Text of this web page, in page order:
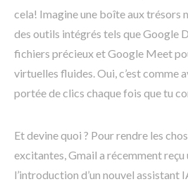
cela! Imagine une boîte aux trésors
des outils intégrés tels que Google
fichiers précieux et Google Meet
virtuelles fluides. Oui, c’est comme
portée de clics chaque fois que tu
Et devine quoi ? Pour rendre les
excitantes, Gmail a récemment reçu
l’introduction d’un nouvel assistant